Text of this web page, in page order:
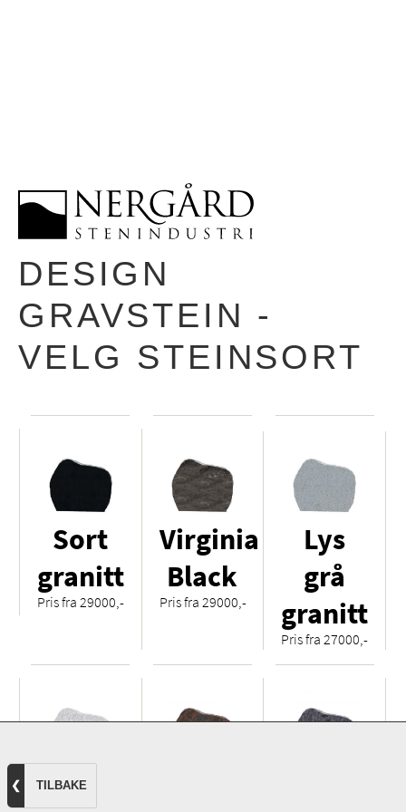
DESIGN
GRAVSTEIN -
VELG STEINSORT
Sort
granitt
Pris fra 29000,-
Virginia
Black
Pris fra 29000,-
Lys
grå
granitt
Pris fra 27000,-
Hvit
❮ TILBAKE